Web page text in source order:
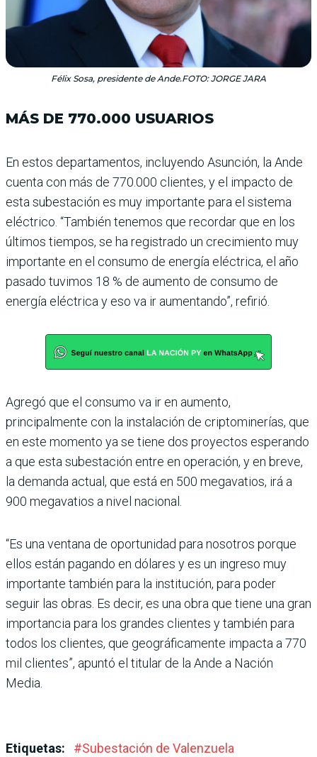
Félix Sosa, presidente de Ande.FOTO: JORGE JARA
MÁS DE 770.000 USUARIOS
En estos departamen­tos, incluyendo Asunción, la Ande
cuenta con más de 770.000 clientes, y el impacto de
esta subestación es muy importante para el sistema
eléctrico. “También tenemos que recordar que en los
últimos tiempos, se ha registrado un crecimiento muy
importante en el con­sumo de energía eléctrica, el año
pasado tuvimos 18 % de aumento de consumo de
energía eléctrica y eso va ir aumentando”, refirió.
Agregó que el consumo va ir en aumento,
principalmente con la instalación de criptomine­rías, que
en este momento ya se tiene dos proyectos espe­rando
a que esta subestación entre en operación, y en breve,
la demanda actual, que está en 500 megavatios, irá a
900 megavatios a nivel nacional.
“Es una ventana de opor­tunidad para nosotros por­que
ellos están pagando en dólares y es un ingreso muy
importante también para la institución, para poder
seguir las obras. Es decir, es una obra que tiene una gran
importancia para los grandes clientes y también para
todos los clientes, que geográfica­mente impacta a 770
mil clientes”, apuntó el titular de la Ande a Nación
Media.
Etiquetas: #Subestación de Valenzuela